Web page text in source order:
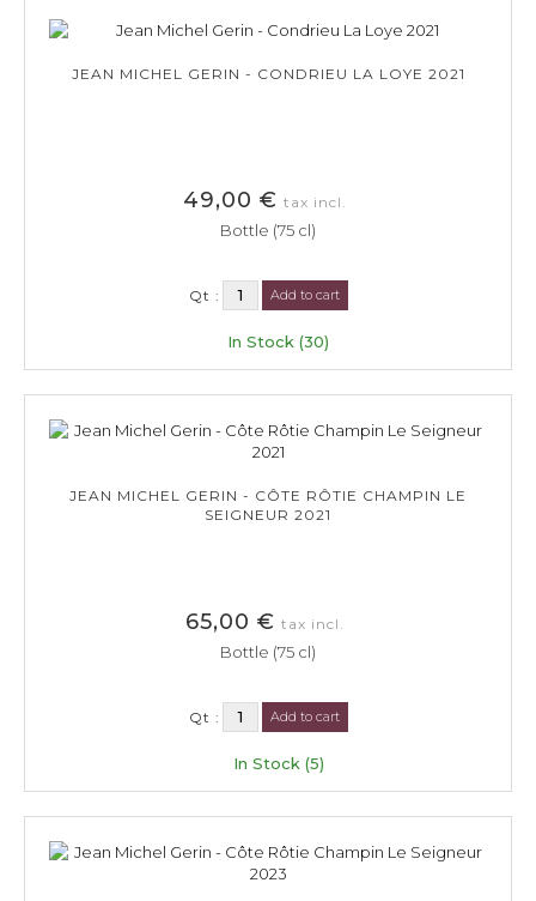
JEAN MICHEL GERIN - CONDRIEU LA LOYE 2021
49,00 € tax incl.
Bottle (75 cl)
Qt : Add to cart
In Stock (30)
JEAN MICHEL GERIN - CÔTE RÔTIE CHAMPIN LE
SEIGNEUR 2021
65,00 € tax incl.
Bottle (75 cl)
Qt : Add to cart
In Stock (5)